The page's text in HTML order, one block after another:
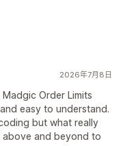
2026年7月8日
Order Limits
easy to understand.
but what really
and beyond to